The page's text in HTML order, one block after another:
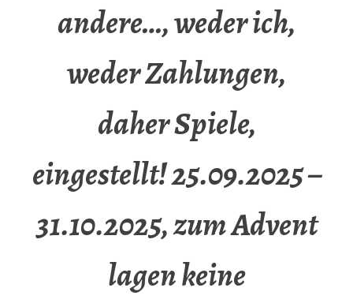
andere…, weder ich,
weder Zahlungen,
daher Spiele,
eingestellt! 25.09.2025 –
31.10.2025, zum Advent
lagen keine